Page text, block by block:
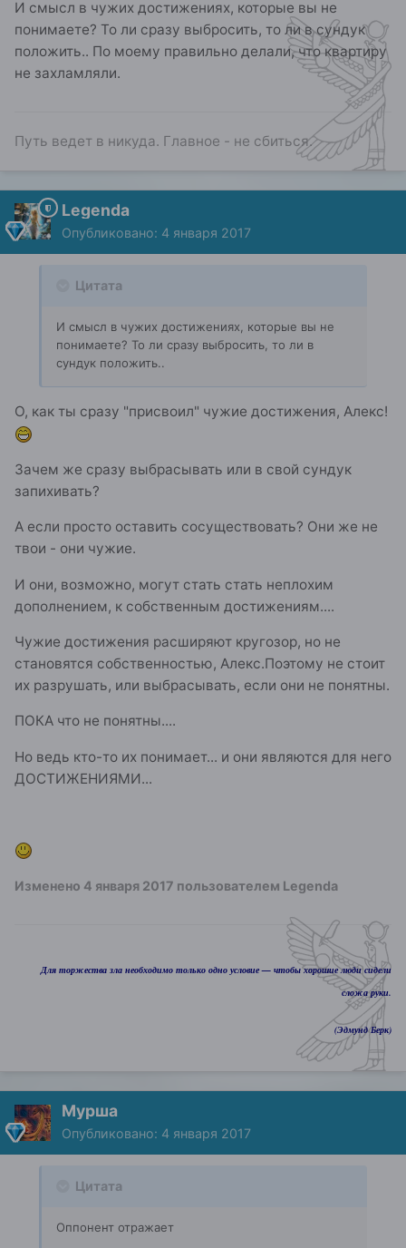
И смысл в чужих достижениях, которые вы не
понимаете? То ли сразу выбросить, то ли в сундук
положить.. По моему правильно делали, что квартиру
не захламляли.
Путь ведет в никуда. Главное - не сбиться.
Legenda
Опубликовано: 4 января 2017
Цитата
И смысл в чужих достижениях, которые вы не
понимаете? То ли сразу выбросить, то ли в
сундук положить..
О, как ты сразу "присвоил" чужие достижения, Алекс!
Зачем же сразу выбрасывать или в свой сундук
запихивать?
А если просто оставить сосуществовать? Они же не
твои - они чужие.
И они, возможно, могут стать стать неплохим
дополнением, к собственным достижениям....
Чужие достижения расширяют кругозор, но не
становятся собственностью, Алекс.Поэтому не стоит
их разрушать, или выбрасывать, если они не понятны.
ПОКА что не понятны....
Но ведь кто-то их понимает... и они являются для него
ДОСТИЖЕНИЯМИ...
Изменено 4 января 2017 пользователем Legenda
Для торжества зла необходимо только одно условие — чтобы хорошие люди сидели
сложа руки.
(Эдмунд Берк)
Мурша
Опубликовано: 4 января 2017
Цитата
Оппонент отражает